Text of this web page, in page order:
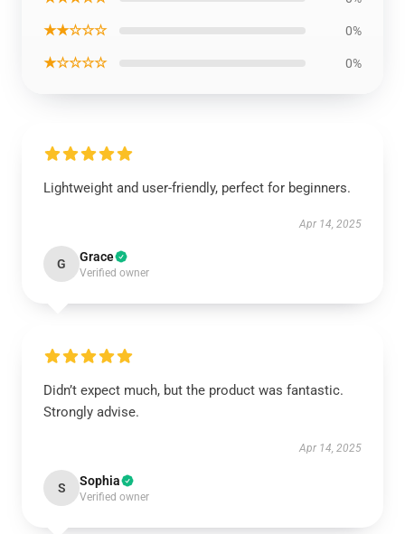
★★☆☆☆ 0%
★☆☆☆☆ 0%
Lightweight and user-friendly, perfect for beginners.
Apr 14, 2025
G Grace
Verified owner
Didn’t expect much, but the product was fantastic.
Strongly advise.
Apr 14, 2025
S Sophia
Verified owner